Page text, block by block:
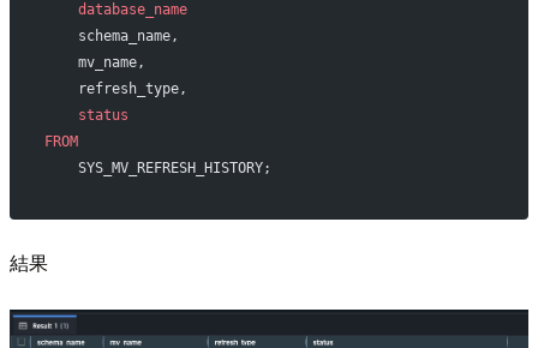
    database_name
    schema_name,
    mv_name,
    refresh_type,
    status
FROM
    SYS_MV_REFRESH_HISTORY;
結果